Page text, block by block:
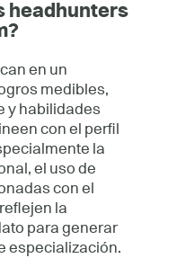
headhunters
en un
medibles,
y habilidades
con el perfil
la
el uso de
con el
la
para generar
especialización.